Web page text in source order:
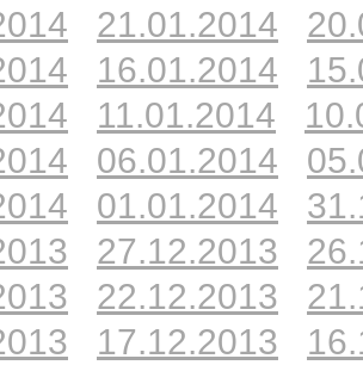
21.01.2014
16.01.2014
11.01.2014
06.01.2014
01.01.2014
27.12.2013
22.12.2013
17.12.2013